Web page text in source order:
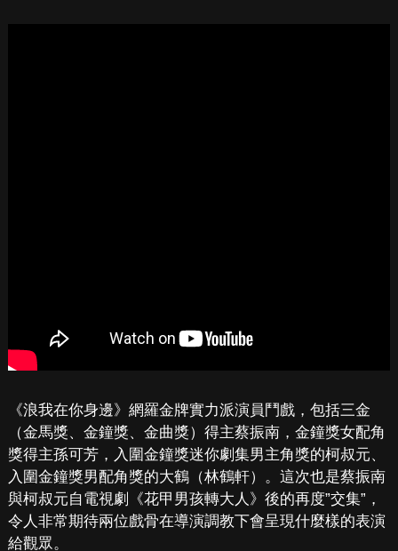
《浪我在你身邊》網羅金牌實力派演員鬥戲，包括三金
（金馬獎、金鐘獎、金曲獎）得主蔡振南，金鐘獎女配角
獎得主孫可芳，入圍金鐘獎迷你劇集男主角獎的柯叔元、
入圍金鐘獎男配角獎的大鶴（林鶴軒）。這次也是蔡振南
與柯叔元自電視劇《花甲男孩轉大人》後的再度”交集”，
令人非常期待兩位戲骨在導演調教下會呈現什麼樣的表演
給觀眾。